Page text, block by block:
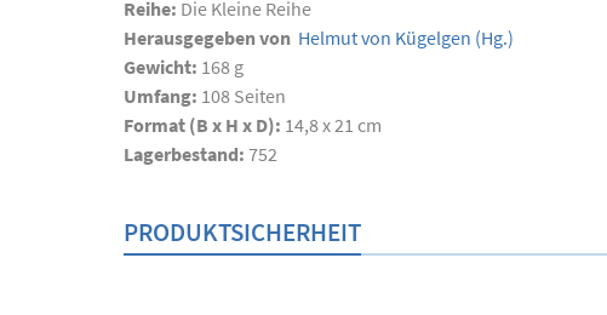
Reihe: Die Kleine Reihe
Herausgegeben von Helmut von Kügelgen (Hg.)
Gewicht: 168 g
Umfang: 108 Seiten
Format (B x H x D): 14,8 x 21 cm
Lagerbestand: 752
PRODUKTSICHERHEIT